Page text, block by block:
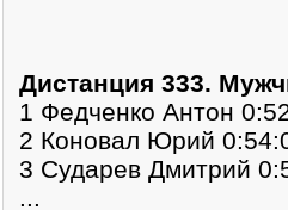
Дистанция 333.
1 Федченко Антон
2 Коновал Юрий
3 Сударев Дмитрий
...